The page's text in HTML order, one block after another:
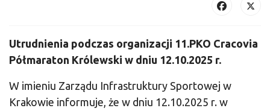
Utrudnienia podczas organizacji 11.PKO Cracovia
Półmaraton Królewski w dniu 12.10.2025 r.
W imieniu Zarządu Infrastruktury Sportowej w
Krakowie informuje, że w dniu 12.10.2025 r. w